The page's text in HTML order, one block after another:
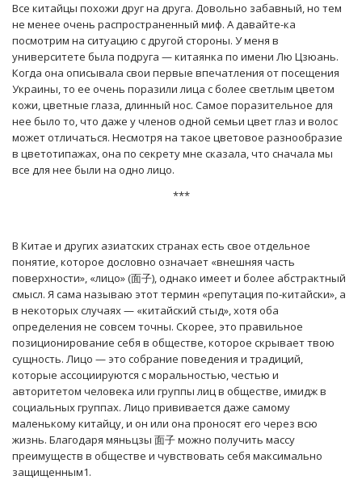
Все китайцы похожи друг на друга. Довольно забавный, но тем
не менее очень распространенный миф. А давайте-ка
посмотрим на ситуацию с другой стороны. У меня в
университете была подруга — китаянка по имени Лю Цзюань.
Когда она описывала свои первые впечатления от посещения
Украины, то ее очень поразили лица с более светлым цветом
кожи, цветные глаза, длинный нос. Самое поразительное для
нее было то, что даже у членов одной семьи цвет глаз и волос
может отличаться. Несмотря на такое цветовое разнообразие
в цветотипажах, она по секрету мне сказала, что сначала мы
все для нее были на одно лицо.
***
В Китае и других азиатских странах есть свое отдельное
понятие, которое дословно означает «внешняя часть
поверхности», «лицо» (面子), однако имеет и более абстрактный
смысл. Я сама называю этот термин «репутация по-китайски», а
в некоторых случаях — «китайский стыд», хотя оба
определения не совсем точны. Скорее, это правильное
позиционирование себя в обществе, которое скрывает твою
сущность. Лицо — это собрание поведения и традиций,
которые ассоциируются с моральностью, честью и
авторитетом человека или группы лиц в обществе, имидж в
социальных группах. Лицо прививается даже самому
маленькому китайцу, и он или она проносят его через всю
жизнь. Благодаря мяньцзы 面子 можно получить массу
преимуществ в обществе и чувствовать себя максимально
защищенным1.